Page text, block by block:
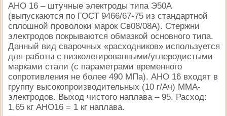
АНО 16 – штучные электроды типа Э50А
(выпускаются по ГОСТ 9466/67-75 из стандартной
сплошной проволоки марок Св08/08А). Стержни
электродов покрываются обмазкой основного типа.
Данный вид сварочных «расходников» используется
для работы с низколегированными/углеродистыми
марками стали (с параметрами временного
сопротивления не более 490 МПа). АНО 16 входят в
группу высокопроизводительных (10 г/Ач) ММА-
электродов. Выход чистого наплава – 95. Расход:
1,65 кг АНО16 = 1 кг наплава.